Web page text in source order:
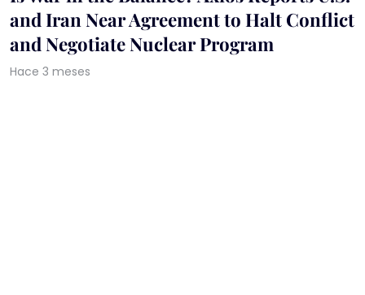
and Iran Near Agreement to Halt Conflict
and Negotiate Nuclear Program
Hace 3 meses